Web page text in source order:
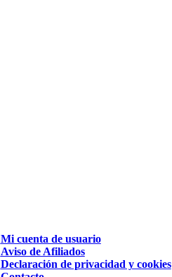
Mi cuenta de usuario
Aviso de Afiliados
Declaración de privacidad y cookies